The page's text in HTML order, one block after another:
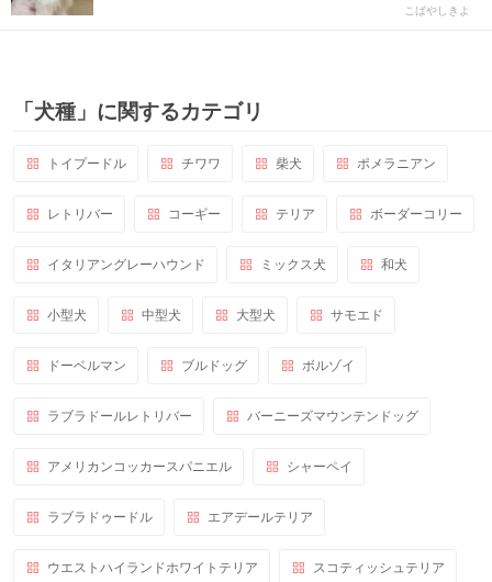
こばやしきよ
「犬種」に関するカテゴリ
トイプードル チワワ 柴犬 ポメラニアン
レトリバー コーギー テリア ボーダーコリー
イタリアングレーハウンド ミックス犬 和犬
小型犬 中型犬 大型犬 サモエド
ドーベルマン ブルドッグ ボルゾイ
ラブラドールレトリバー バーニーズマウンテンドッグ
アメリカンコッカースパニエル シャーペイ
ラブラドゥードル エアデールテリア
ウエストハイランドホワイトテリア スコティッシュテリア